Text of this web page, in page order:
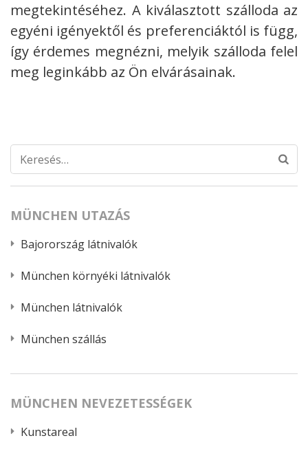
megtekintéséhez. A kiválasztott szálloda az
egyéni igényektől és preferenciáktól is függ,
így érdemes megnézni, melyik szálloda felel
meg leginkább az Ön elvárásainak.
Keresés:
MÜNCHEN UTAZÁS
Bajorország látnivalók
München környéki látnivalók
München látnivalók
München szállás
MÜNCHEN NEVEZETESSÉGEK
Kunstareal